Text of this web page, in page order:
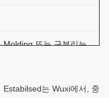
또는 구부리는
를 확인하거나 코팅,
는 Wuxi에서, 중